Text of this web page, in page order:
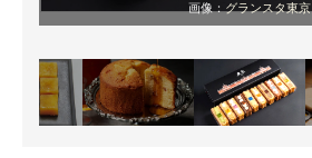
画像： グランスタ東京